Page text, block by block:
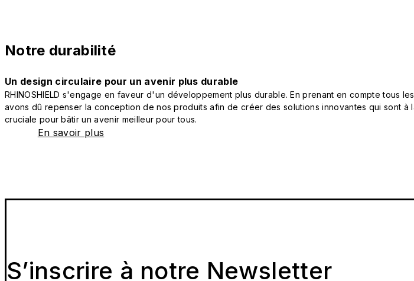
Notre durabilité
Un design circulaire pour un avenir plus durable
RHINOSHIELD s'engage en faveur d'un développement plus durable. En prenant en compte
avons dû repenser la conception de nos produits afin de créer des solutions innovantes qui sont
cruciale pour bâtir un avenir meilleur pour tous.
En savoir plus
S’inscrire à notre Newsletter